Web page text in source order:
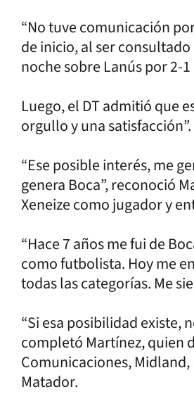
“No tuve comunicación
de inicio, al ser
noche sobre Lanús por 2-
Luego, el DT admitió que
orgullo y una satisfacción”.
“Ese posible interés, me
genera Boca”, reconoció
Xeneize como jugador y
“Hace 7 años me fui de
como futbolista. Hoy me
todas las categorías. Me
“Si esa posibilidad existe,
completó Martínez, quien
Comunicaciones,
Matador.